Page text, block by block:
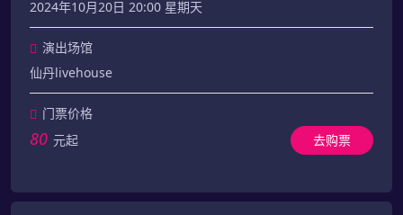
2024年10月20日 20:00 星期天
演出场馆
仙丹livehouse
门票价格
80 元起 去购票